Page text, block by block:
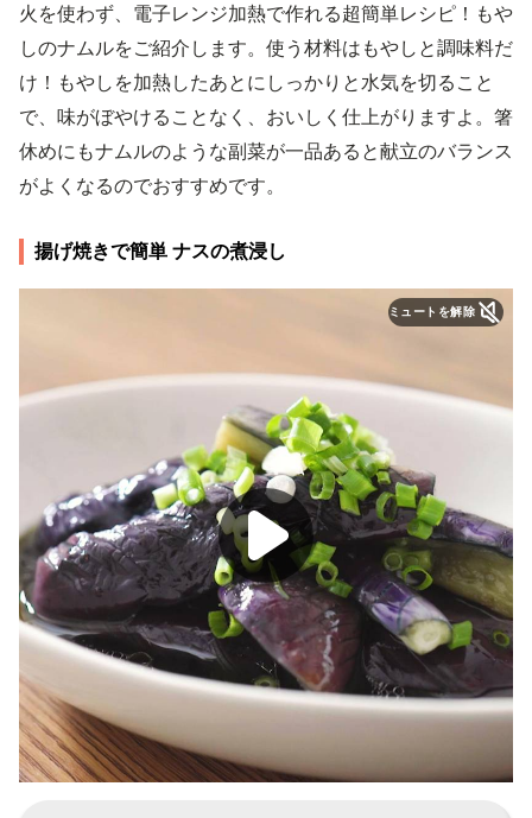
火を使わず、電子レンジ加熱で作れる超簡単レシピ！もや
しのナムルをご紹介します。使う材料はもやしと調味料だ
け！もやしを加熱したあとにしっかりと水気を切ること
で、味がぼやけることなく、おいしく仕上がりますよ。箸
休めにもナムルのような副菜が一品あると献立のバランス
がよくなるのでおすすめです。
揚げ焼きで簡単 ナスの煮浸し
ミュートを解除